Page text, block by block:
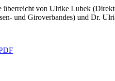
von Ulrike Lubek
und Giroverbandes) und Dr.